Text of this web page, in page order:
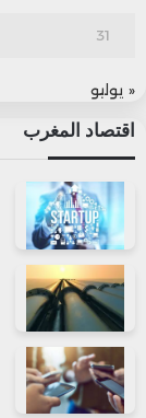
31
« يوليو
اقتصاد المغرب